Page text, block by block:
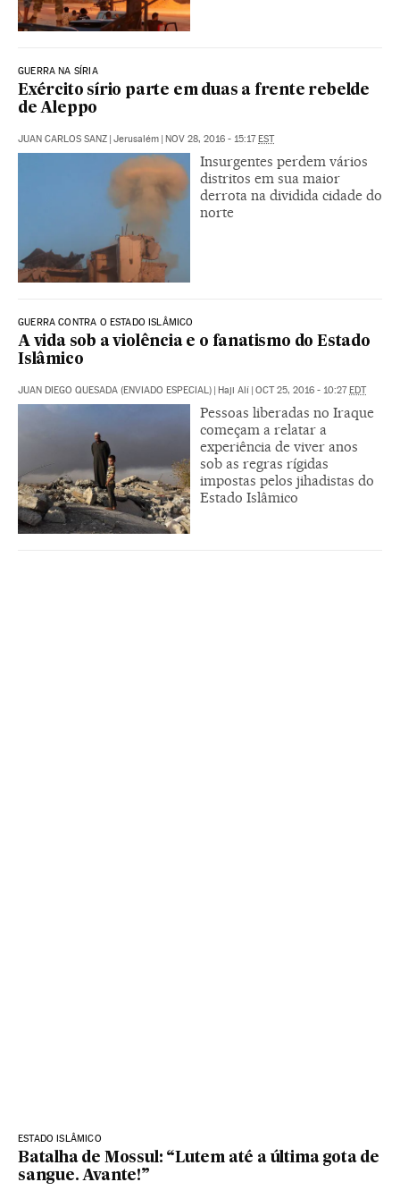
GUERRA NA SÍRIA
Exército sírio parte em duas a frente rebelde
de Aleppo
JUAN CARLOS SANZ | Jerusalém | NOV 28, 2016 - 15:17EST
Insurgentes perdem vários
distritos em sua maior
derrota na dividida cidade do
norte
GUERRA CONTRA O ESTADO ISLÂMICO
A vida sob a violência e o fanatismo do Estado
Islâmico
JUAN DIEGO QUESADA (ENVIADO ESPECIAL) | Haji Alí | OCT 25, 2016 - 10:27EDT
Pessoas liberadas no Iraque
começam a relatar a
experiência de viver anos
sob as regras rígidas
impostas pelos jihadistas do
Estado Islâmico
ESTADO ISLÂMICO
Batalha de Mossul: “Lutem até a última gota de
sangue. Avante!”